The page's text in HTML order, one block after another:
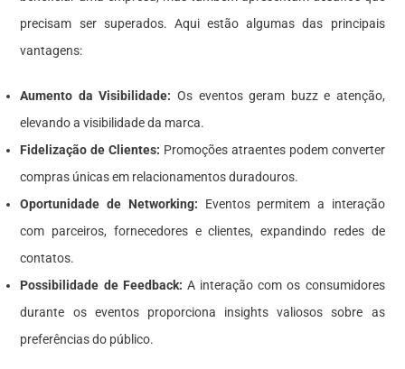
precisam ser superados. Aqui estão algumas das principais
vantagens:
Aumento da Visibilidade: Os eventos geram buzz e atenção,
elevando a visibilidade da marca.
Fidelização de Clientes: Promoções atraentes podem converter
compras únicas em relacionamentos duradouros.
Oportunidade de Networking: Eventos permitem a interação
com parceiros, fornecedores e clientes, expandindo redes de
contatos.
Possibilidade de Feedback: A interação com os consumidores
durante os eventos proporciona insights valiosos sobre as
preferências do público.